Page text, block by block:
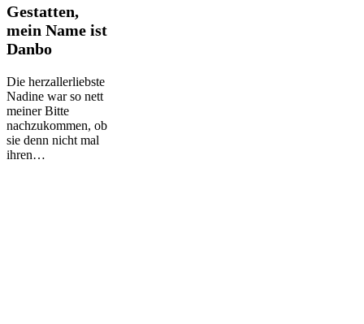
Gestatten,
mein
Name
ist
Gestatten,
mein Name ist
Danbo
Die herzallerliebste
Nadine war so nett
meiner Bitte
nachzukommen, ob
sie denn nicht mal
ihren…